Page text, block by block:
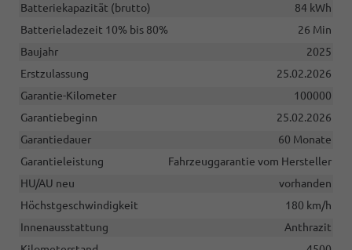
Batteriekapazität (brutto)
84 kWh
Batterieladezeit 10% bis 80%
26 Min
Baujahr
2025
Erstzulassung
25.02.2026
Garantie-Kilometer
100000
Garantiebeginn
25.02.2026
Garantiedauer
60 Monate
Garantieleistung
Fahrzeuggarantie vom Hersteller
HU/AU neu
vorhanden
Höchstgeschwindigkeit
180 km/h
Innenausstattung
Anthrazit